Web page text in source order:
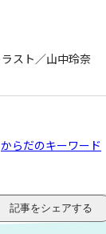
スト／山中玲奈
からだのキーワード
記事をシェアする